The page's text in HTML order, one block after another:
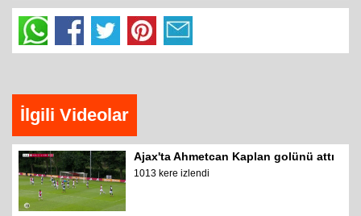
İlgili Videolar
Ajax'ta Ahmetcan Kaplan golünü attı
1013 kere izlendi